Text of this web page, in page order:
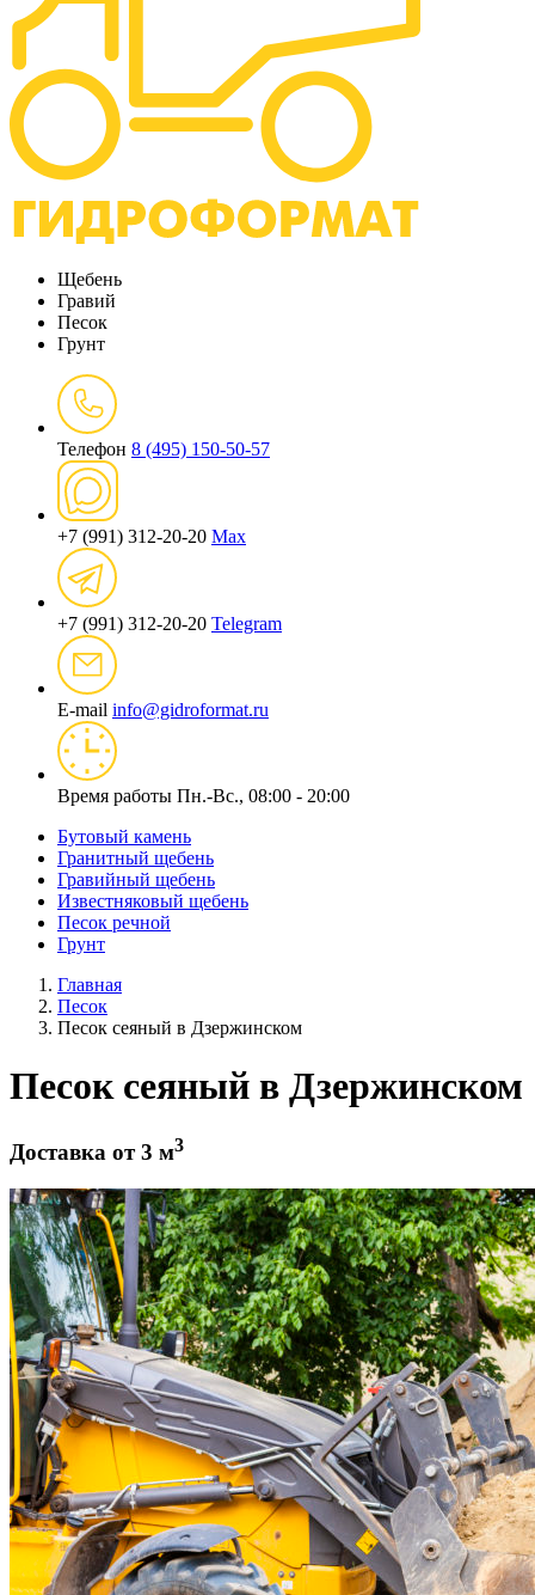
Щебень
Гравий
Песок
Грунт
Телефон 8 (495) 150-50-57
+7 (991) 312-20-20 Max
+7 (991) 312-20-20 Telegram
E-mail info@gidroformat.ru
Время работы Пн.-Вс., 08:00 - 20:00
Бутовый камень
Гранитный щебень
Гравийный щебень
Известняковый щебень
Песок речной
Грунт
Главная
Песок
Песок сеяный в Дзержинском
Песок сеяный в Дзержинском
Доставка от 3 м3